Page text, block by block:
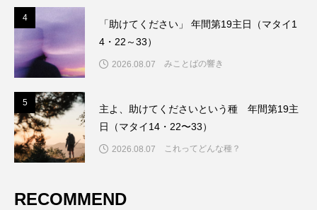
4
「助けてください」 年間第19主日（マタイ1
4・22～33）
2026.08.07 みことばの響き
5
主よ、助けてくださいという種 年間第19主
日（マタイ14・22〜33）
2026.08.07 これってどんな種？
RECOMMEND